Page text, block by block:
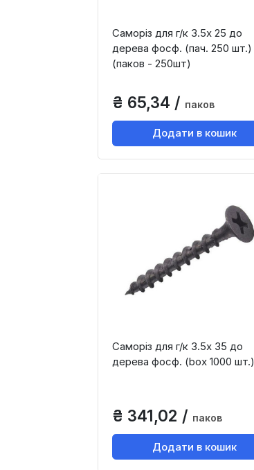
Саморіз для г/к 3.5х 25 до
дерева фосф. (пач. 250 шт.)
(паков - 250шт)
₴ 65,34 / паков
Додати в кошик
Саморіз для г/к 3.5х 35 до
дерева фосф. (box 1000 шт.)
₴ 341,02 / паков
Додати в кошик